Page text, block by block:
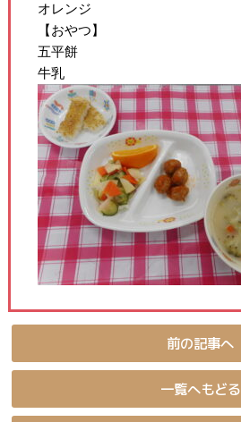
オレンジ
【おやつ】
五平餅
牛乳
前の記事へ
一覧へもどる